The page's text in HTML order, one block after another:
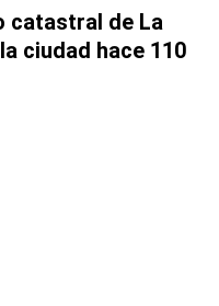
catastral de La
ciudad hace 110